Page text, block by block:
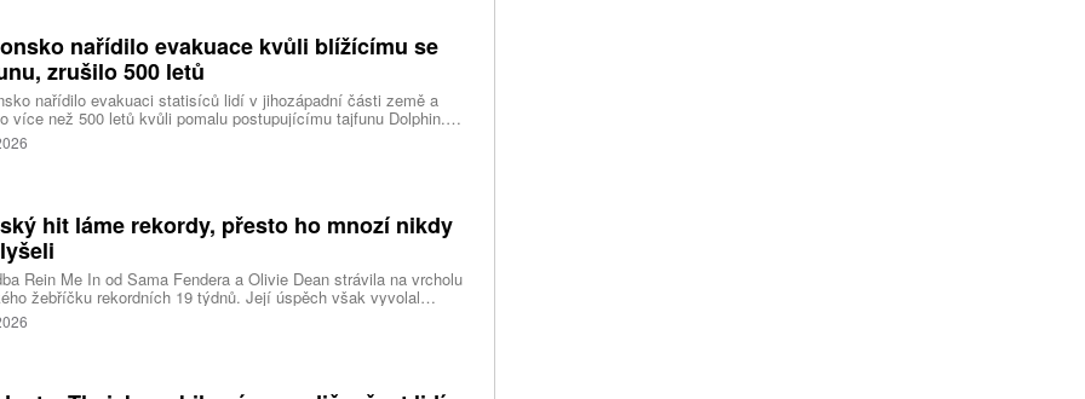
Reuters.nařídilo evakuace kvůli blížícímu se
zrušilo 500 letů
nařídilo evakuaci statisíců lidí v jihozápadní části země a
více než 500 letů kvůli pomalu postupujícímu tajfunu Dolphin.
meteorologů přinese tajfun do oblasti silný vítr, prudký déšť a
vlny, píše agentura Reuters. Dolphin je tajfunem první, tedy
meteorologická agentura (JMA).
hit láme rekordy, přesto ho mnozí nikdy
Rein Me In od Sama Fendera a Olivie Dean strávila na vrcholu
žebříčku rekordních 19 týdnů. Její úspěch však vyvolal
reakci. Řada lidí tvrdí, že píseň nikdy neslyšela. Hudební
totiž rozdělil do menších skupin, které poslouchají úplně jiné